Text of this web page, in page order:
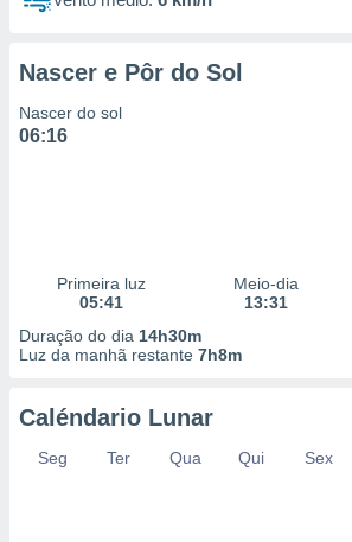
Nascer e Pôr do Sol
Nascer do sol
06:16
Primeira luz
05:41
Meio-dia
13:31
Duração do dia 14h30m
Luz da manhã restante 7h8m
Caléndario Lunar
Seg Ter Qua Qui Sex